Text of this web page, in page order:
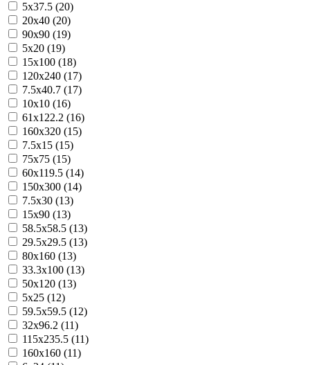
5x37.5 (20)
20x40 (20)
90x90 (19)
5x20 (19)
15x100 (18)
120x240 (17)
7.5x40.7 (17)
10x10 (16)
61x122.2 (16)
160x320 (15)
7.5x15 (15)
75x75 (15)
60x119.5 (14)
150x300 (14)
7.5x30 (13)
15x90 (13)
58.5x58.5 (13)
29.5x29.5 (13)
80x160 (13)
33.3x100 (13)
50x120 (13)
5x25 (12)
59.5x59.5 (12)
32x96.2 (11)
115x235.5 (11)
160x160 (11)